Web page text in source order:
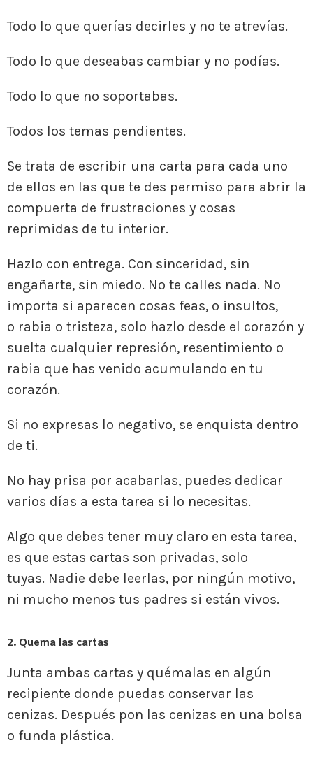
Todo lo que querías decirles y no te atrevías.
Todo lo que deseabas cambiar y no podías.
Todo lo que no soportabas.
Todos los temas pendientes.
Se trata de escribir una carta para cada uno
de ellos en las que te des permiso para abrir la
compuerta de frustraciones y cosas
reprimidas de tu interior.
Hazlo con entrega. Con sinceridad, sin
engañarte, sin miedo. No te calles nada. No
importa si aparecen cosas feas, o insultos,
o rabia o tristeza, solo hazlo desde el corazón y
suelta cualquier represión, resentimiento o
rabia que has venido acumulando en tu
corazón.
Si no expresas lo negativo, se enquista dentro
de ti.
No hay prisa por acabarlas, puedes dedicar
varios días a esta tarea si lo necesitas.
Algo que debes tener muy claro en esta tarea,
es que estas cartas son privadas, solo
tuyas. Nadie debe leerlas, por ningún motivo,
ni mucho menos tus padres si están vivos.
2. Quema las cartas
Junta ambas cartas y quémalas en algún
recipiente donde puedas conservar las
cenizas. Después pon las cenizas en una bolsa
o funda plástica.